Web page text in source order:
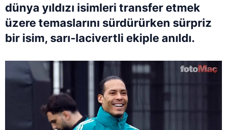
dünya yıldızı isimleri transfer etmek
üzere temaslarını sürdürürken sürpriz
bir isim, sarı-lacivertli ekiple anıldı.